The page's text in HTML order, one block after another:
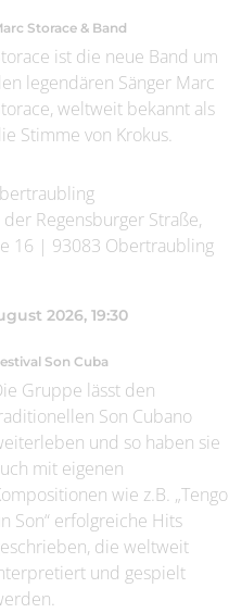
Storace & Band
ist die neue Band um
legendären Sänger Marc
weltweit bekannt als
Stimme von Krokus.
Regensburger Straße,
16 | 93083 Obertraubling
2026, 19:30
Son Cuba
Gruppe lässt den
Son Cubano
und so haben sie
mit eigenen
wie z.B. „Tengo
Son“ erfolgreiche Hits
die weltweit
und gespielt